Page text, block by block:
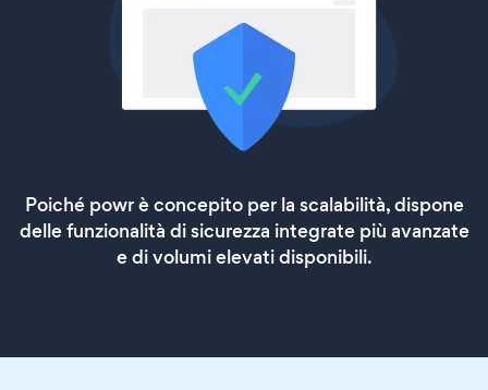
Poiché powr è concepito per la scalabilità, dispone
delle funzionalità di sicurezza integrate più avanzate
e di volumi elevati disponibili.